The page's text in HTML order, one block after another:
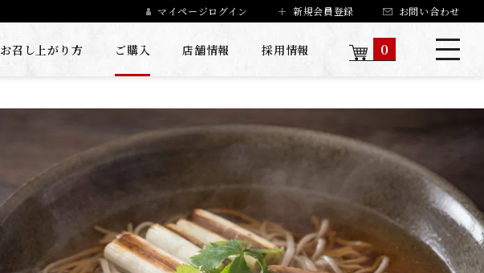
マイページログイン 新規会員登録 お問い合わせ
お召し上がり方 ご購入 店舗情報 採用情報 0